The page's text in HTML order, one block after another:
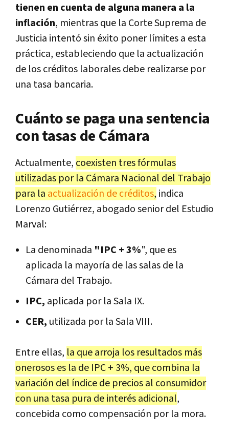
tienen en cuenta de alguna manera a la
inflación, mientras que la Corte Suprema de
Justicia intentó sin éxito poner límites a esta
práctica, estableciendo que la actualización
de los créditos laborales debe realizarse por
una tasa bancaria.
Cuánto se paga una sentencia
con tasas de Cámara
Actualmente, coexisten tres fórmulas
utilizadas por la Cámara Nacional del Trabajo
para la actualización de créditos, indica
Lorenzo Gutiérrez, abogado senior del Estudio
Marval:
La denominada "IPC + 3%", que es
aplicada la mayoría de las salas de la
Cámara del Trabajo.
IPC, aplicada por la Sala IX.
CER, utilizada por la Sala VIII.
Entre ellas, la que arroja los resultados más
onerosos es la de IPC + 3%, que combina la
variación del índice de precios al consumidor
con una tasa pura de interés adicional,
concebida como compensación por la mora.